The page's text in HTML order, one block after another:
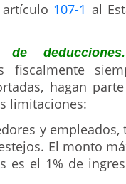
107-1 al
de
fiscalmente
hagan
limitaciones:
y empleados,
El monto
es el 1% de